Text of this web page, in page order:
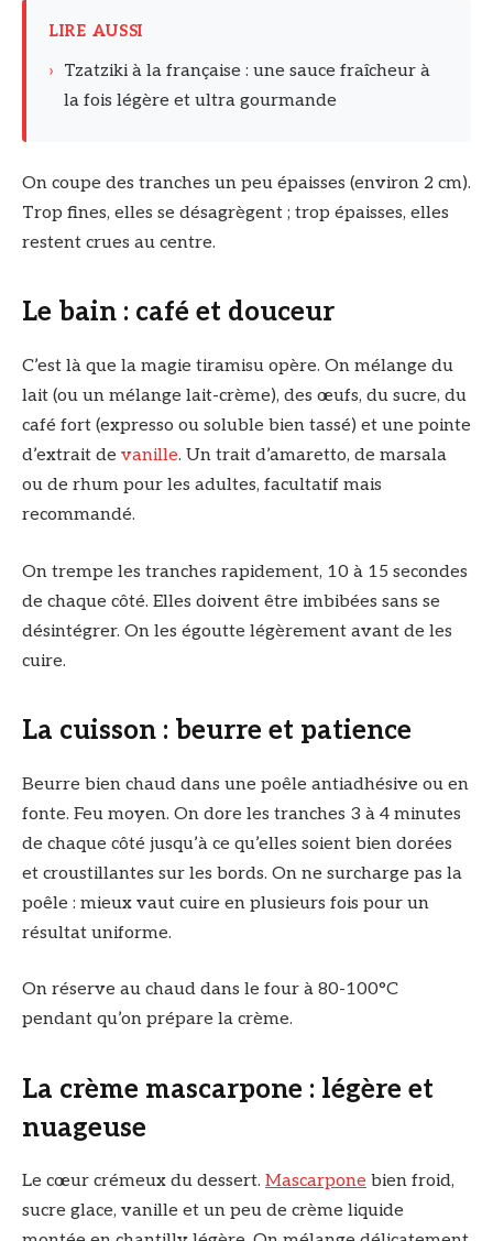
LIRE AUSSI
› Tzatziki à la française : une sauce fraîcheur à
la fois légère et ultra gourmande
On coupe des tranches un peu épaisses (environ 2 cm).
Trop fines, elles se désagrègent ; trop épaisses, elles
restent crues au centre.
Le bain : café et douceur
C’est là que la magie tiramisu opère. On mélange du
lait (ou un mélange lait-crème), des œufs, du sucre, du
café fort (expresso ou soluble bien tassé) et une pointe
d’extrait de vanille. Un trait d’amaretto, de marsala
ou de rhum pour les adultes, facultatif mais
recommandé.
On trempe les tranches rapidement, 10 à 15 secondes
de chaque côté. Elles doivent être imbibées sans se
désintégrer. On les égoutte légèrement avant de les
cuire.
La cuisson : beurre et patience
Beurre bien chaud dans une poêle antiadhésive ou en
fonte. Feu moyen. On dore les tranches 3 à 4 minutes
de chaque côté jusqu’à ce qu’elles soient bien dorées
et croustillantes sur les bords. On ne surcharge pas la
poêle : mieux vaut cuire en plusieurs fois pour un
résultat uniforme.
On réserve au chaud dans le four à 80-100°C
pendant qu’on prépare la crème.
La crème mascarpone : légère et
nuageuse
Le cœur crémeux du dessert. Mascarpone bien froid,
sucre glace, vanille et un peu de crème liquide